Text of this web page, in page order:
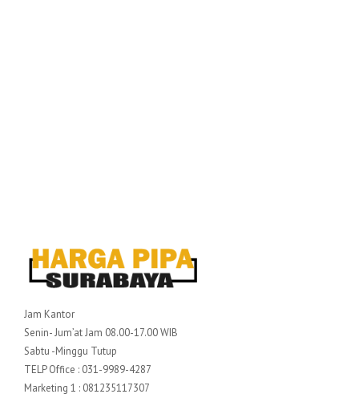
Jam Kantor
Senin- Jum’at Jam 08.00-17.00 WIB
Sabtu -Minggu Tutup
TELP Office : 031-9989-4287
Marketing 1 : 081235117307